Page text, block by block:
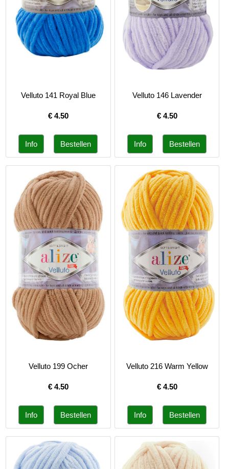
Velluto 141 Royal Blue
€ 4.50
Velluto 146 Lavender
€ 4.50
Velluto 199 Ocher
€ 4.50
Velluto 216 Warm Yellow
€ 4.50